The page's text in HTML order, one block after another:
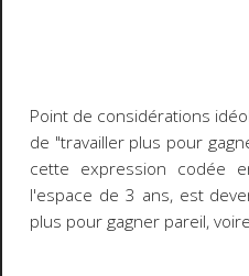
Point de considérations
de "travailler plus pour
cette expression codée
l'espace de 3 ans, est
plus pour gagner pareil,